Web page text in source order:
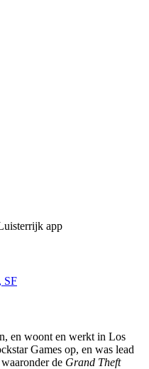
app
SF
en woont en werkt in Los
Games op, en was lead
de Grand Theft